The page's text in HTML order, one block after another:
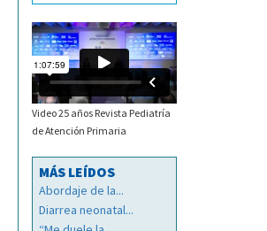
Video 25 años Revista Pediatría
de Atención Primaria
MÁS LEÍDOS
Abordaje de la...
Diarrea neonatal...